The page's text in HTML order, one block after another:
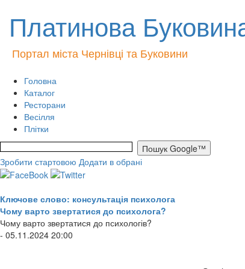
Платинова
Портал міста Чернівці та Буковини
Головна
Каталог
Ресторани
Весілля
Плітки
Зробити стартовою Додати в обрані
Ключове слово: консультація психолога
Чому варто звертатися до психолога?
Чому варто звертатися до психологів?
- 05.11.2024 20:00